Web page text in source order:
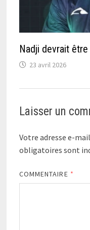
Nadji devrait être
23 avril 2026
Laisser un
Votre adresse e-
obligatoires sont
COMMENTAIRE *